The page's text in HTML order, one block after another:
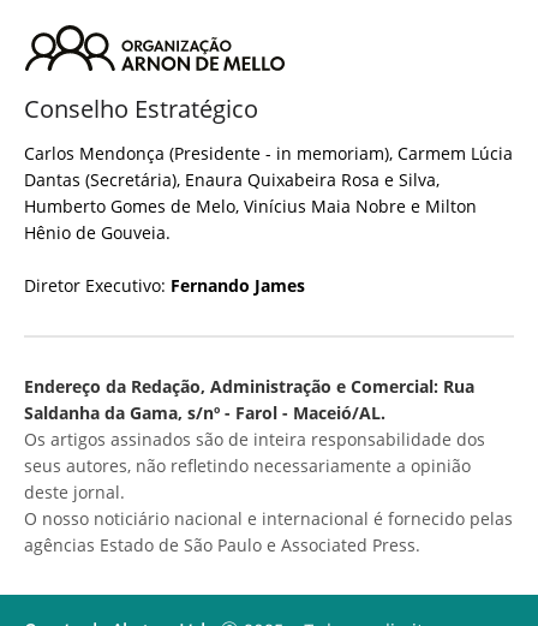
Conselho Estratégico
Carlos Mendonça (Presidente - in memoriam), Carmem Lúcia
Dantas (Secretária), Enaura Quixabeira Rosa e Silva,
Humberto Gomes de Melo, Vinícius Maia Nobre e Milton
Hênio de Gouveia.
Diretor Executivo: Fernando James
Endereço da Redação, Administração e Comercial: Rua
Saldanha da Gama, s/nº - Farol - Maceió/AL.
Os artigos assinados são de inteira responsabilidade dos
seus autores, não refletindo necessariamente a opinião
deste jornal.
O nosso noticiário nacional e internacional é fornecido pelas
agências Estado de São Paulo e Associated Press.